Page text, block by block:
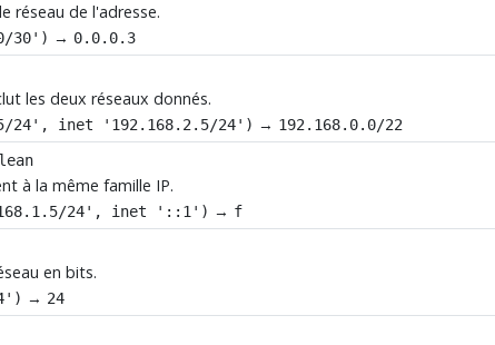
réseau de l'adresse.
30') → 0.0.0.3
les deux réseaux donnés.
24', inet '192.168.2.5/24') → 192.168.0.0/22
à la même famille IP.
24', inet '::1') → f
en bits.
→ 24